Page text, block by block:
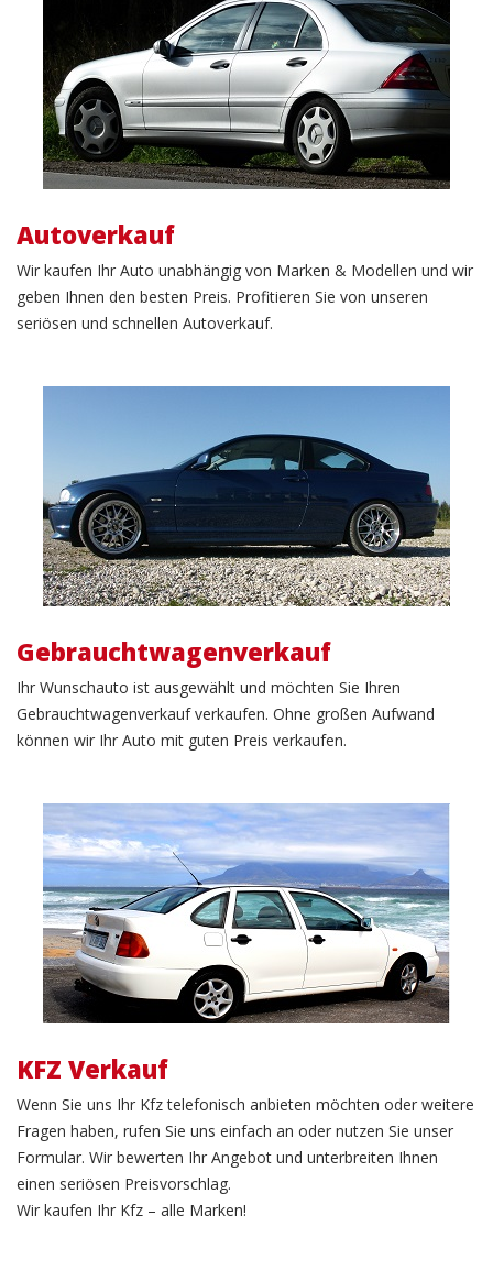
Autoverkauf
Autoverkauf
Wir kaufen Ihr Auto unabhängig von Marken & Modellen und wir
geben Ihnen den besten Preis. Profitieren Sie von unseren
seriösen und schnellen Autoverkauf.
Gebrauchtwagenverkauf
Gebrauchtwagenverkauf
Ihr Wunschauto ist ausgewählt und möchten Sie Ihren
Gebrauchtwagenverkauf verkaufen. Ohne großen Aufwand
können wir Ihr Auto mit guten Preis verkaufen.
KFZ Verkauf
KFZ Verkauf
Wenn Sie uns Ihr Kfz telefonisch anbieten möchten oder weitere
Fragen haben, rufen Sie uns einfach an oder nutzen Sie unser
Formular. Wir bewerten Ihr Angebot und unterbreiten Ihnen
einen seriösen Preisvorschlag.
Wir kaufen Ihr Kfz – alle Marken!